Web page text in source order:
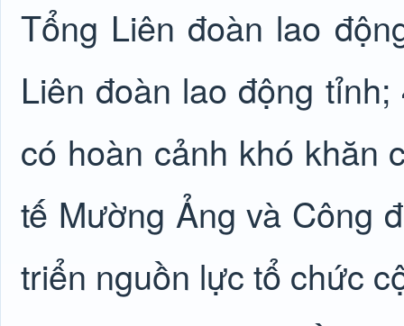
Tổng Liên đoàn lao
Liên đoàn lao động
có hoàn cảnh khó khăn
tế Mường Ảng và Công
triển nguồn lực tổ chức